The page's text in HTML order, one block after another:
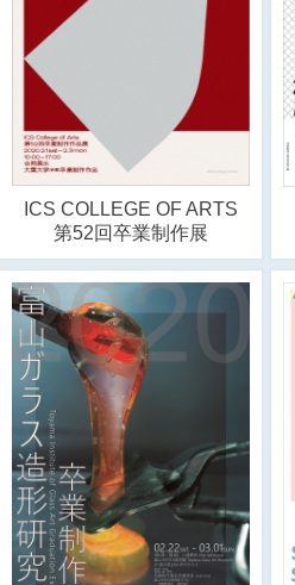
ICS COLLEGE OF ARTS
第52回卒業制作展